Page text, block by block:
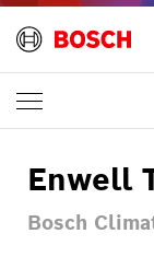
Enwell
Bosch